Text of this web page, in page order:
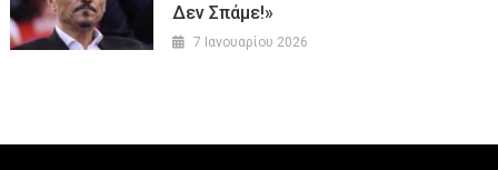
Δεν Σπάμε!»
7 Ιανουαρίου 2026